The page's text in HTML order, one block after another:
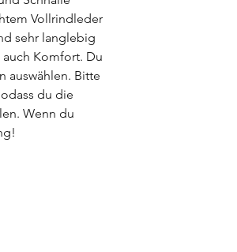
Vollrindleder
sehr langlebig
Komfort. Du
auswählen. Bitte
du die
Wenn du